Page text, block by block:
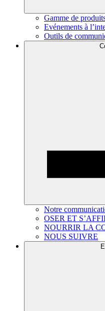
Gamme de
Evénements à
Outils de
Notre
OSER ET
NOURRIR LA
NOUS SUIVRE